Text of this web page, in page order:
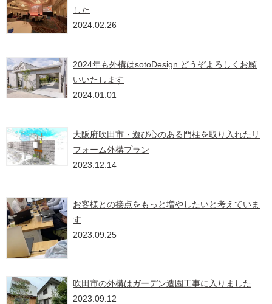
した
2024.02.26
2024年も外構はsotoDesign どうぞよろしくお願
いいたします
2024.01.01
大阪府吹田市・遊び心のある門柱を取り入れたリ
フォーム外構プラン
2023.12.14
お客様との接点をもっと増やしたいと考えていま
す
2023.09.25
吹田市の外構はガーデン造園工事に入りました
2023.09.12